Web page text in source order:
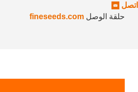
اتصل
حلقة الوصل fineseeds.com